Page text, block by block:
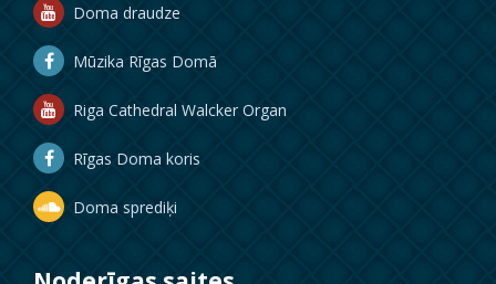
Doma draudze
Mūzika Rīgas Domā
Riga Cathedral Walcker Organ
Rīgas Doma koris
Doma sprediķi